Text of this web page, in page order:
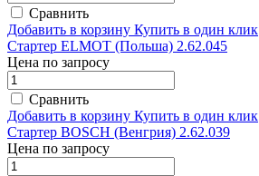
Сравнить
Добавить в корзину Купить в один клик
Стартер ELMOT (Польша) 2.62.045
Цена по запросу
Сравнить
Добавить в корзину Купить в один клик
Стартер BOSCH (Венгрия) 2.62.039
Цена по запросу